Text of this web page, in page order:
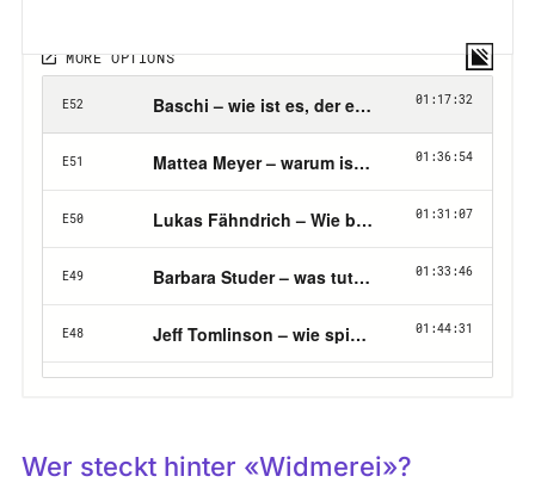
Wer steckt hinter «Widmerei»?